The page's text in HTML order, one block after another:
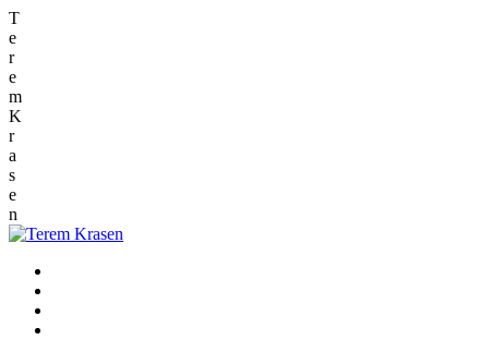
T
e
r
e
m
K
r
a
s
e
n